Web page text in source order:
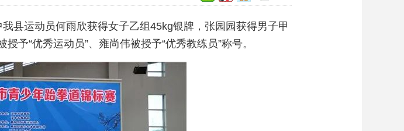
县运动员何雨欣获得女子乙组45kg银牌，张园园获得男子甲
予“优秀运动员”、雍尚伟被授予“优秀教练员”称号。